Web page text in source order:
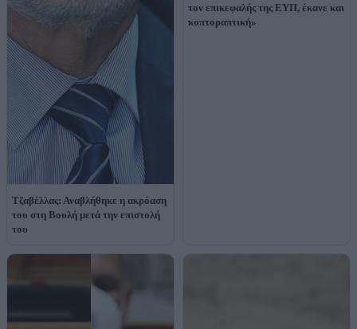
Τζαβέλλας: Αναβλήθηκε η ακρόαση
του στη Βουλή μετά την επιστολή
του
τον επικεφαλής της ΕΥΠ, έκανε και
κοπτοραπτική»